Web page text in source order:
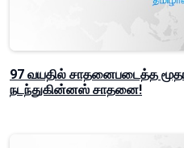
97 வயதில் சாதனைபடைத்த
நடந்துகின்னஸ் சாதனை!